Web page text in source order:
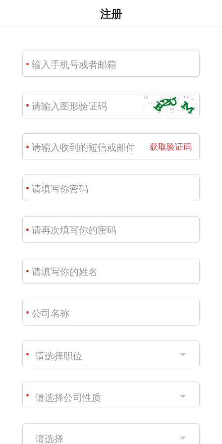
注册
获取验证码